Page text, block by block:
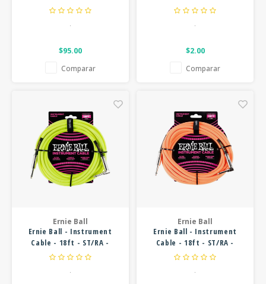
.
$95.00
Comparar
.
$2.00
Comparar
Ernie Ball
Ernie Ball - Instrument
Cable - 18ft - ST/RA -
Braided Yellow
Ernie Ball
Ernie Ball - Instrument
Cable - 18ft - ST/RA -
Braided Neon Orange